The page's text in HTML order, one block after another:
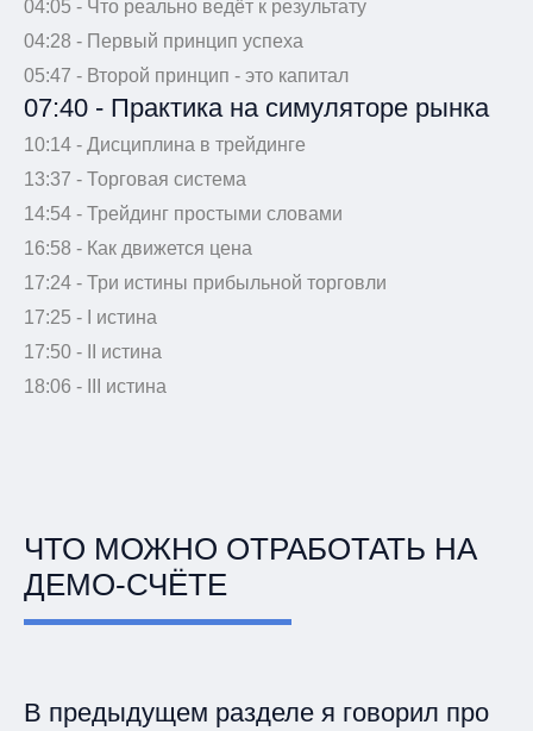
04:05 - Что реально ведёт к результату
04:28 - Первый принцип успеха
05:47 - Второй принцип - это капитал
07:40 - Практика на симуляторе рынка
10:14 - Дисциплина в трейдинге
13:37 - Торговая система
14:54 - Трейдинг простыми словами
16:58 - Как движется цена
17:24 - Три истины прибыльной торговли
17:25 - I истина
17:50 - II истина
18:06 - III истина
ЧТО МОЖНО ОТРАБОТАТЬ НА
ДЕМО-СЧЁТЕ
В предыдущем разделе я говорил про